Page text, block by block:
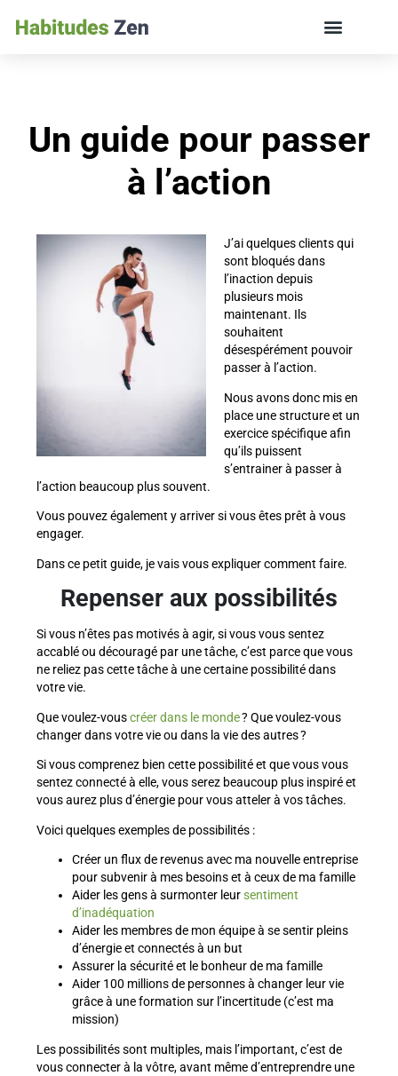
Un guide pour passer
à l’action
J’ai quelques clients qui
sont bloqués dans
l’inaction depuis
plusieurs mois
maintenant. Ils
souhaitent
désespérément pouvoir
passer à l’action.
Nous avons donc mis en
place une structure et un
exercice spécifique afin
qu’ils puissent
s’entrainer à passer à
l’action beaucoup plus souvent.
Vous pouvez également y arriver si vous êtes prêt à vous
engager.
Dans ce petit guide, je vais vous expliquer comment faire.
Repenser aux possibilités
Si vous n’êtes pas motivés à agir, si vous vous sentez
accablé ou découragé par une tâche, c’est parce que vous
ne reliez pas cette tâche à une certaine possibilité dans
votre vie.
Que voulez-vouscréer dans le monde? Que voulez-vous
changer dans votre vie ou dans la vie des autres ?
Si vous comprenez bien cette possibilité et que vous vous
sentez connecté à elle, vous serez beaucoup plus inspiré et
vous aurez plus d’énergie pour vous atteler à vos tâches.
Voici quelques exemples de possibilités :
Créer un flux de revenus avec ma nouvelle entreprise
pour subvenir à mes besoins et à ceux de ma famille
Aider les gens à surmonter leursentiment
d’inadéquation
Aider les membres de mon équipe à se sentir pleins
d’énergie et connectés à un but
Assurer la sécurité et le bonheur de ma famille
Aider 100 millions de personnes à changer leur vie
grâce à une formation sur l’incertitude (c’est ma
mission)
Les possibilités sont multiples, mais l’important, c’est de
vous connecter à la vôtre, avant même d’entreprendre une